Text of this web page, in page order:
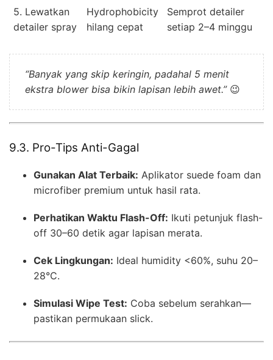
5. Lewatkan
detailer spray
Hydrophobicity
hilang cepat
Semprot detailer
setiap 2–4 minggu
“Banyak yang skip keringin, padahal 5 menit
ekstra blower bisa bikin lapisan lebih awet.”😉
9.3. Pro-Tips Anti-Gagal
Gunakan Alat Terbaik: Aplikator suede foam dan
microfiber premium untuk hasil rata.
Perhatikan Waktu Flash-Off: Ikuti petunjuk flash-
off 30–60 detik agar lapisan merata.
Cek Lingkungan: Ideal humidity <60%, suhu 20–
28°C.
Simulasi Wipe Test: Coba sebelum serahkan—
pastikan permukaan slick.